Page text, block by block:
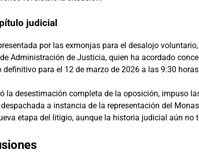
judicial
por las exmonjas para el desalojo
Administración de Justicia, quien ha acordado
para el 12 de marzo de 2026 a las 9:30
la desestimación completa de la oposición, impuso
a instancia de la representación del
etapa del litigio, aunque la historia judicial aún no